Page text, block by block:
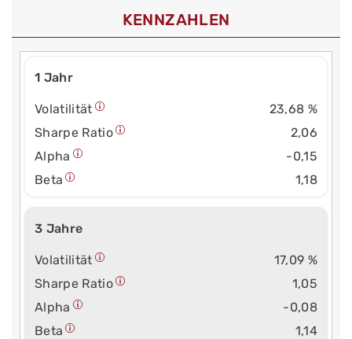
KENNZAHLEN
1 Jahr
Volatilität
23,68 %
Sharpe Ratio
2,06
Alpha
-0,15
Beta
1,18
3 Jahre
Volatilität
17,09 %
Sharpe Ratio
1,05
Alpha
-0,08
Beta
1,14